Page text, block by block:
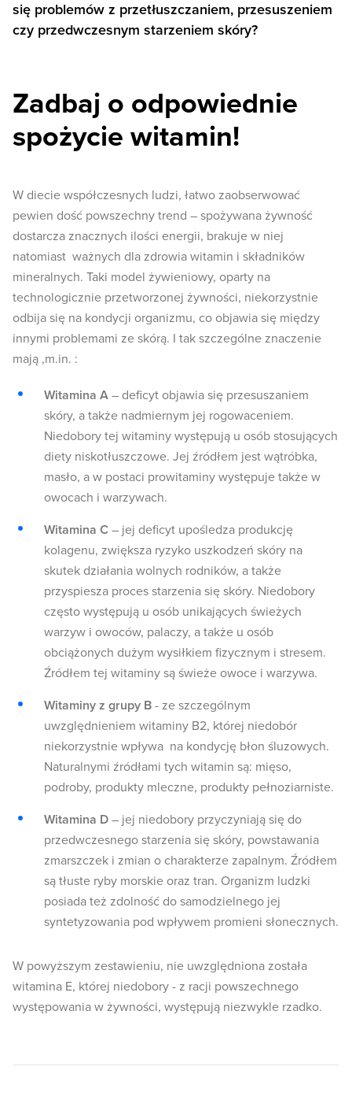
się problemów z przetłuszczaniem, przesuszeniem
czy przedwczesnym starzeniem skóry?
Zadbaj o odpowiednie
spożycie witamin!
W diecie współczesnych ludzi, łatwo zaobserwować
pewien dość powszechny trend – spożywana żywność
dostarcza znacznych ilości energii, brakuje w niej
natomiast ważnych dla zdrowia witamin i składników
mineralnych. Taki model żywieniowy, oparty na
technologicznie przetworzonej żywności, niekorzystnie
odbija się na kondycji organizmu, co objawia się między
innymi problemami ze skórą. I tak szczególne znaczenie
mają ,m.in. :
Witamina A – deficyt objawia się przesuszaniem
skóry, a także nadmiernym jej rogowaceniem.
Niedobory tej witaminy występują u osób stosujących
diety niskotłuszczowe. Jej źródłem jest wątróbka,
masło, a w postaci prowitaminy występuje także w
owocach i warzywach.
Witamina C – jej deficyt upośledza produkcję
kolagenu, zwiększa ryzyko uszkodzeń skóry na
skutek działania wolnych rodników, a także
przyspiesza proces starzenia się skóry. Niedobory
często występują u osób unikających świeżych
warzyw i owoców, palaczy, a także u osób
obciążonych dużym wysiłkiem fizycznym i stresem.
Źródłem tej witaminy są świeże owoce i warzywa.
Witaminy z grupy B - ze szczególnym
uwzględnieniem witaminy B2, której niedobór
niekorzystnie wpływa na kondycję błon śluzowych.
Naturalnymi źródłami tych witamin są: mięso,
podroby, produkty mleczne, produkty pełnoziarniste.
Witamina D – jej niedobory przyczyniają się do
przedwczesnego starzenia się skóry, powstawania
zmarszczek i zmian o charakterze zapalnym. Źródłem
są tłuste ryby morskie oraz tran. Organizm ludzki
posiada też zdolność do samodzielnego jej
syntetyzowania pod wpływem promieni słonecznych.
W powyższym zestawieniu, nie uwzględniona została
witamina E, której niedobory - z racji powszechnego
występowania w żywności, występują niezwykle rzadko.